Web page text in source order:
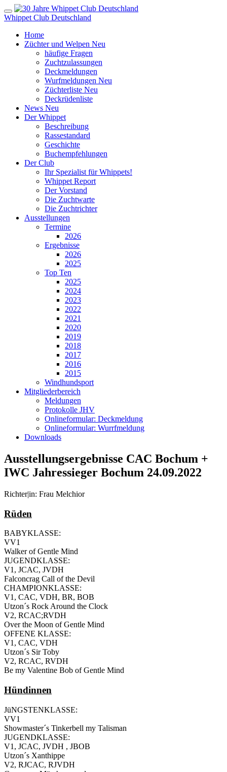
Whippet Club Deutschland
Home
Züchter und Welpen Neu
häufige Fragen
Zuchtzulassungen
Deckmeldungen
Wurfmeldungen Neu
Züchterliste Neu
Deckrüdenliste
News Neu
Der Whippet
Beschreibung
Rassestandard
Geschichte
Buchempfehlungen
Der Club
Ihr Spezialist für Whippets!
Whippet Report
Der Vorstand
Die Zuchtwarte
Die Zuchtrichter
Ausstellungen
Termine
2026
Ergebnisse
2026
2025
Top Ten
2025
2024
2023
2022
2021
2020
2019
2018
2017
2016
2015
Windhundsport
Mitgliederbereich
Meldungen
Protokolle JHV
Onlineformular: Deckmeldung
Onlineformular: Wurrfmeldung
Downloads
Ausstellungsergebnisse CAC Bochum +
IWC Jahressieger Bochum 24.09.2022
Richter|in: Frau Melchior
Rüden
BABYKLASSE:
VV1
Walker of Gentle Mind
JUGENDKLASSE:
V1, JCAC, JVDH
Falconcrag Call of the Devil
CHAMPIONKLASSE:
V1, CAC, VDH, BR, BOB
Utzon´s Rock Around the Clock
V2, RCAC;RVDH
Over the Moon of Gentle Mind
OFFENE KLASSE:
V1, CAC, VDH
Utzon´s Sir Toby
V2, RCAC, RVDH
Be my Valentine Bob of Gentle Mind
Hündinnen
JüNGSTENKLASSE:
VV1
Showmaster´s Tinkerbell my Talisman
JUGENDKLASSE:
V1, JCAC, JVDH , JBOB
Utzon´s Xanthippe
V2, RJCAC, RJVDH